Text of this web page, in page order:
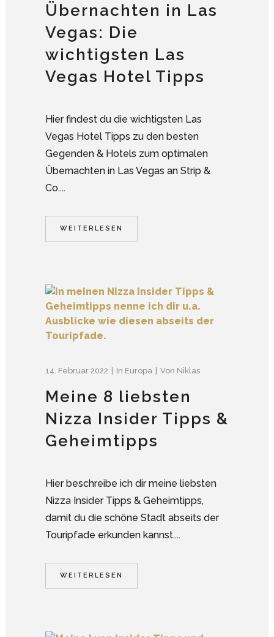
Übernachten in Las
Vegas: Die
wichtigsten Las
Vegas Hotel Tipps
Hier findest du die wichtigsten Las
Vegas Hotel Tipps zu den besten
Gegenden & Hotels zum optimalen
Übernachten in Las Vegas an Strip &
Co....
WEITERLESEN
14. Februar 2022 In Europa Von Niklas
Meine 8 liebsten
Nizza Insider Tipps &
Geheimtipps
Hier beschreibe ich dir meine liebsten
Nizza Insider Tipps & Geheimtipps,
damit du die schöne Stadt abseits der
Touripfade erkunden kannst....
WEITERLESEN